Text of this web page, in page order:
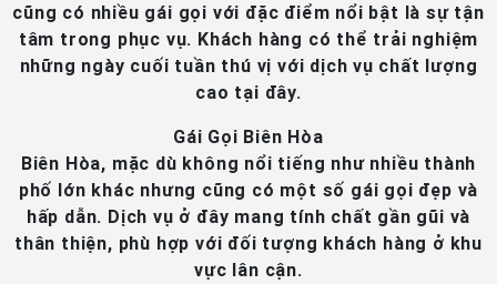
cũng có nhiều gái gọi với đặc điểm nổi bật là sự tận
tâm trong phục vụ. Khách hàng có thể trải nghiệm
những ngày cuối tuần thú vị với dịch vụ chất lượng
cao tại đây.
Gái Gọi Biên Hòa
Biên Hòa, mặc dù không nổi tiếng như nhiều thành
phố lớn khác nhưng cũng có một số gái gọi đẹp và
hấp dẫn. Dịch vụ ở đây mang tính chất gần gũi và
thân thiện, phù hợp với đối tượng khách hàng ở khu
vực lân cận.